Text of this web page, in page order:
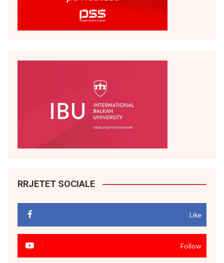
RRJETET SOCIALE
Like
Follow